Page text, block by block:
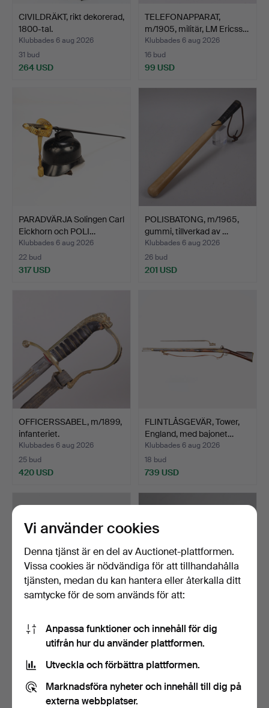
CIVILDRÄKT, rikt dekorerad,
1800-tal.
Klubbades 6 aug 2026
31 bud
264 USD
TELEFONAPPARAT,
m/1905, militär, LM Ericss…
Klubbades 6 aug 2026
16 bud
99 USD
PARADVÄRJA Solingen Carl
Eickhorn och POLI…
Klubbades 6 aug 2026
22 bud
317 USD
POLISBATONG, m/1965,
gummi, tillverkad av …
Klubbades 6 aug 2026
26 bud
201 USD
OFFICERSSABEL, m/1899,
infanteriet.
Klubbades 6 aug 2026
25 bud
420 USD
FLINTLÅSGEVÄR, Tower,
England, med bajonet…
Klubbades 6 aug 2026
18 bud
739 USD
FLINTLÅSGEVÄR, troligen
Nordafrika.
Klubbades 6 aug 2026
12 bud
JAKTVAPEN. Pilbåge med
koger, två pilar oc…
Klubbades 6 aug 2026
1 bud
Vi använder cookies
Denna tjänst är en del av Auctionet-plattformen.
Vissa cookies är nödvändiga för att tillhandahålla
tjänsten, medan du kan hantera eller återkalla ditt
samtycke för de som används för att:
Anpassa funktioner och innehåll för dig
utifrån hur du använder plattformen.
Utveckla och förbättra plattformen.
Marknadsföra nyheter och innehåll till dig på
externa webbplatser.